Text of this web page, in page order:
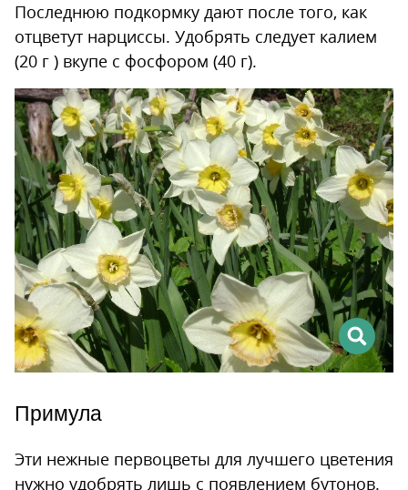
Последнюю подкормку дают после того, как
отцветут нарциссы. Удобрять следует калием
(20 г ) вкупе с фосфором (40 г).
Примула
Эти нежные первоцветы для лучшего цветения
нужно удобрять лишь с появлением бутонов.